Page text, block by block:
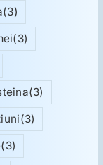
(3)
(3)
(3)
(3)
(3)